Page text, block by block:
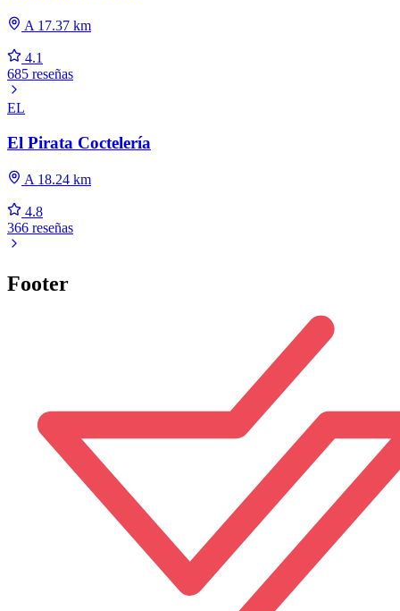
A 17.37 km
4.1
685 reseñas
EL
El Pirata Coctelería
A 18.24 km
4.8
366 reseñas
Footer